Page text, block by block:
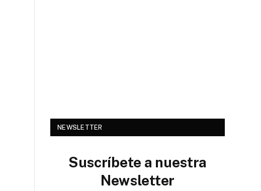
NEWSLETTER
Suscríbete a nuestra
Newsletter